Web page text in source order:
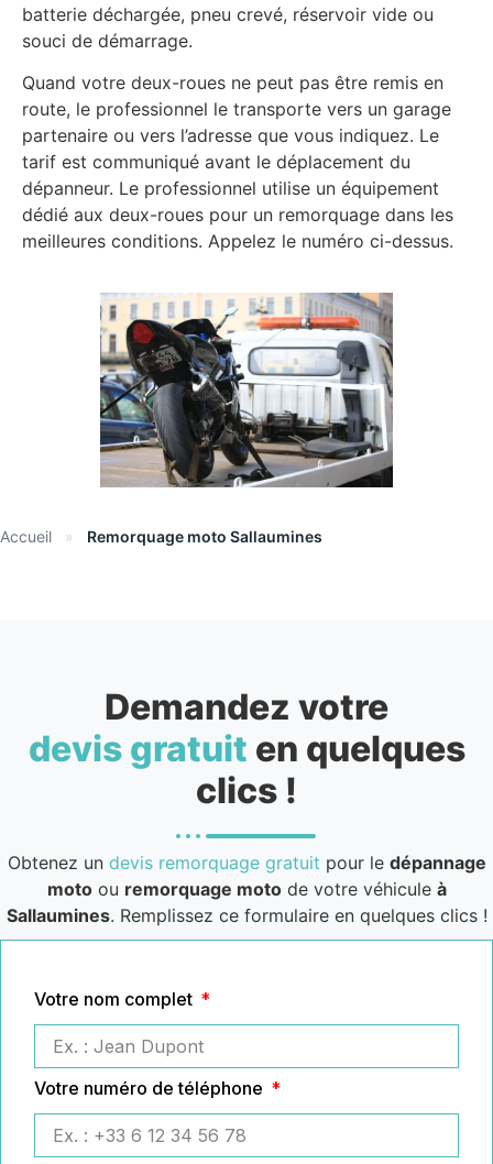
batterie déchargée, pneu crevé, réservoir vide ou
souci de démarrage.
Quand votre deux-roues ne peut pas être remis en
route, le professionnel le transporte vers un garage
partenaire ou vers l’adresse que vous indiquez. Le
tarif est communiqué avant le déplacement du
dépanneur. Le professionnel utilise un équipement
dédié aux deux-roues pour un remorquage dans les
meilleures conditions. Appelez le numéro ci-dessus.
Accueil » Remorquage moto Sallaumines
Demandez votre
devis gratuit en quelques
clics !
Obtenez un devis remorquage gratuit pour le dépannage
motoou remorquage motode votre véhicule à
Sallaumines. Remplissez ce formulaire en quelques clics !
Votre nom complet
Votre numéro de téléphone